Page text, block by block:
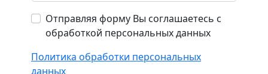
Отправляя форму Вы соглашаетесь с
обработкой персональных данных
Политика обработки персональных
данных